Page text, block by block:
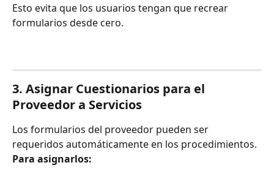
Esto evita que los usuarios tengan que recrear
formularios desde cero.
3. Asignar Cuestionarios para el
Proveedor a Servicios
Los formularios del proveedor pueden ser
requeridos automáticamente en los procedimientos.
Para asignarlos: